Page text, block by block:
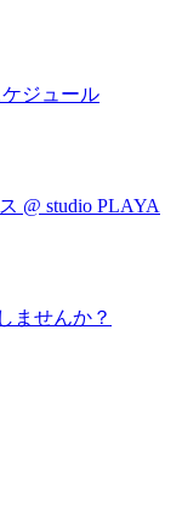
ジュール
@ studio PLAYA
ませんか？